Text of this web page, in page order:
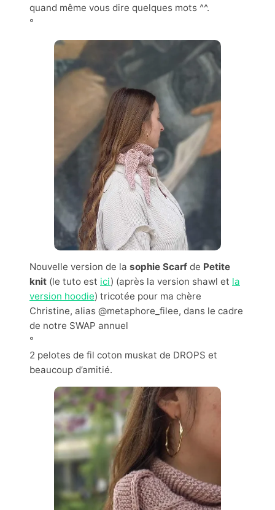
quand même vous dire quelques mots ^^.
°
Nouvelle version de la sophie Scarf de Petite
knit (le tuto est ici) (après la version shawl et la
version hoodie) tricotée pour ma chère
Christine, alias @metaphore_filee, dans le cadre
de notre SWAP annuel
°
2 pelotes de fil coton muskat de DROPS et
beaucoup d’amitié.